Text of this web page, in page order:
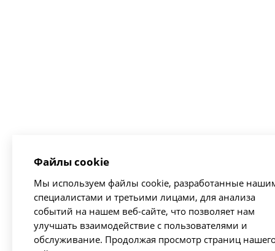
Файлы cookie
Мы используем файлы cookie, разработанные
специалистами и третьими лицами, для анализа
событий на нашем веб-сайте, что позволяет нам
улучшать взаимодействие с пользователями и
обслуживание. Продолжая просмотр страниц